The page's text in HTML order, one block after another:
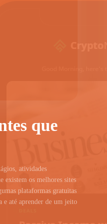
que
atividades
existem os melhores sites
plataformas gratuitas
e até aprender de um jeito